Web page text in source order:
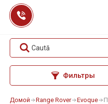
Перейти
содержанию
Caută
Фильтры
Домой Range Rover Evoque